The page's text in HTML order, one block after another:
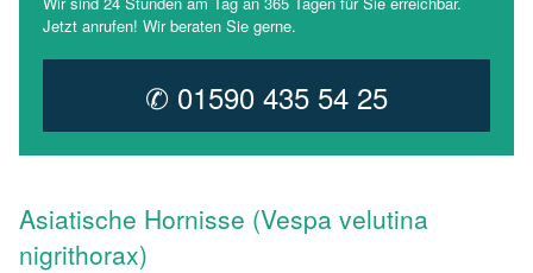
Jetzt anrufen! Wir beraten Sie gerne.
✆ 01590 435 54 25
Asiatische Hornisse (Vespa velutina
nigrithorax)